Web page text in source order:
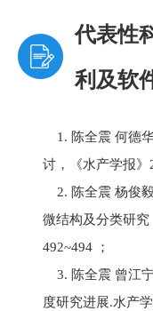
代表性
利及软
1. 陈全震 何德
讨，《水产学报》
2. 陈全震 杨俊
微结构及分类研究
492~494 ；
3. 陈全震 曾江
度研究进展.水产